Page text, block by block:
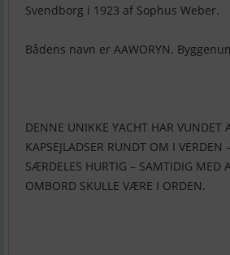
Svendborg i 1923 af Sophus Weber.
Bådens navn er AAWORYN.
DENNE UNIKKE YACHT HAR VUNDET
KAPSEJLADSER RUNDT OM I VERDEN
SÆRDELES HURTIG – SAMTIDIG MED
OMBORD SKULLE VÆRE I ORDEN.